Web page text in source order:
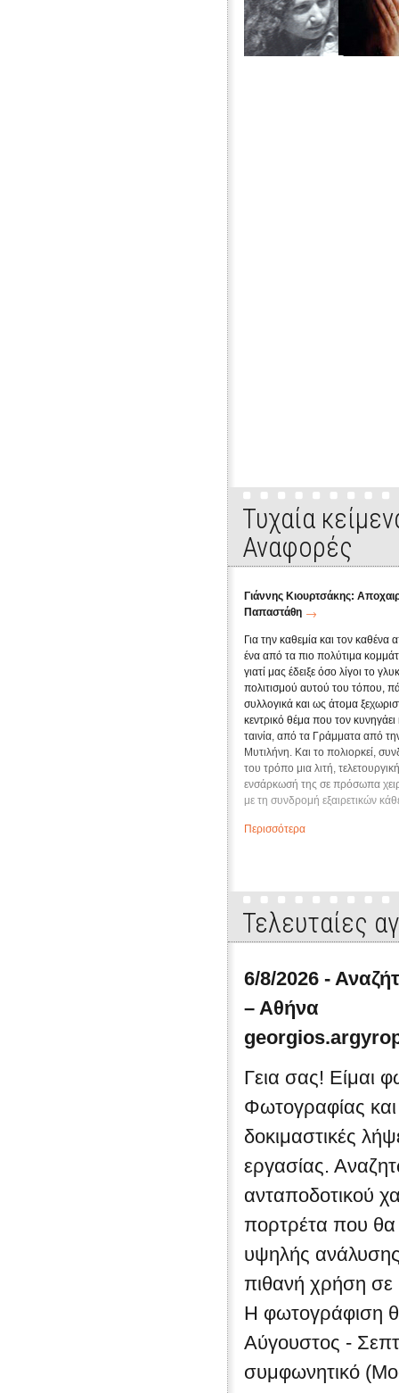
Εκπομπή 1η: "Έλα να σου πω". Συνέντευξη
Τυχαία
Αναφορές
Γιάννης Κιουρτσάκης:
Παπαστάθη
Για την καθεμία και τον καθένα
ένα από τα πιο πολύτιμα
γιατί μας έδειξε όσο λίγοι το
πολιτισμού αυτού του τόπου,
συλλογικά και ως άτομα
κεντρικό θέμα που τον
ταινία, από τα Γράμματα από
Μυτιλήνη. Και το πολιορκεί,
του τρόπο μια λιτή,
ενσάρκωσή της σε πρόσωπα
με τη συνδρομή εξαιρετικών
παράδοση –του Παπαδιαμάντη,
κτήμα εσαεί που είναι τα
εκπομπές «Παρασκήνιο» και
διασώζονται πολλές από τι...
Περισσότερα
Τελευταίες
6/8/2026 -
– Αθήνα
Γεια σας! Είμαι
Φωτογραφίας
δοκιμαστικές
εργασίας.
ανταποδοτικού
πορτρέτα που
υψηλής
πιθανή χρήση
Η φωτογράφιση
Αύγουστος -
συμφωνητικό